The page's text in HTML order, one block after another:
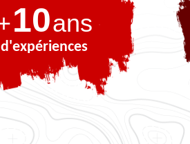
10ans
d'expériences